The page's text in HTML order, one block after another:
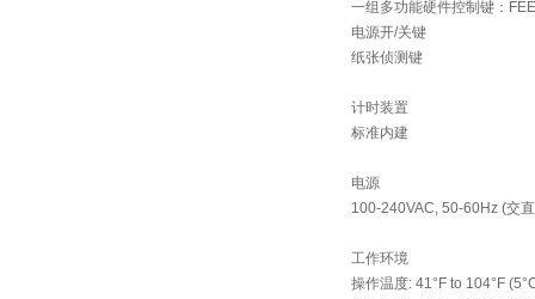
一组多功能硬件控制键：
电源开/关键
纸张侦测键
计时装置
标准内建
电源
100-240VAC, 50-60Hz (交
工作环境
操作温度: 41°F to 104°F